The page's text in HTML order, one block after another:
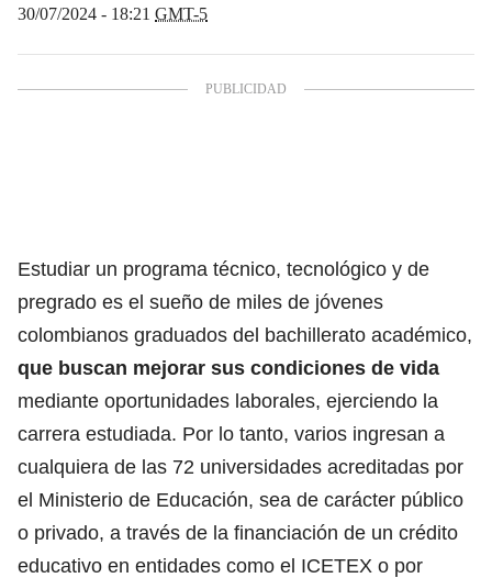
30/07/2024 - 18:21 GMT-5
Estudiar un programa técnico, tecnológico y de
pregrado es el sueño de miles de jóvenes
colombianos graduados del bachillerato académico,
que buscan mejorar sus condiciones de vida
mediante oportunidades laborales, ejerciendo la
carrera estudiada. Por lo tanto, varios ingresan a
cualquiera de las 72 universidades acreditadas por
el Ministerio de Educación, sea de carácter público
o privado, a través de la financiación de un crédito
educativo en entidades como el ICETEX o por